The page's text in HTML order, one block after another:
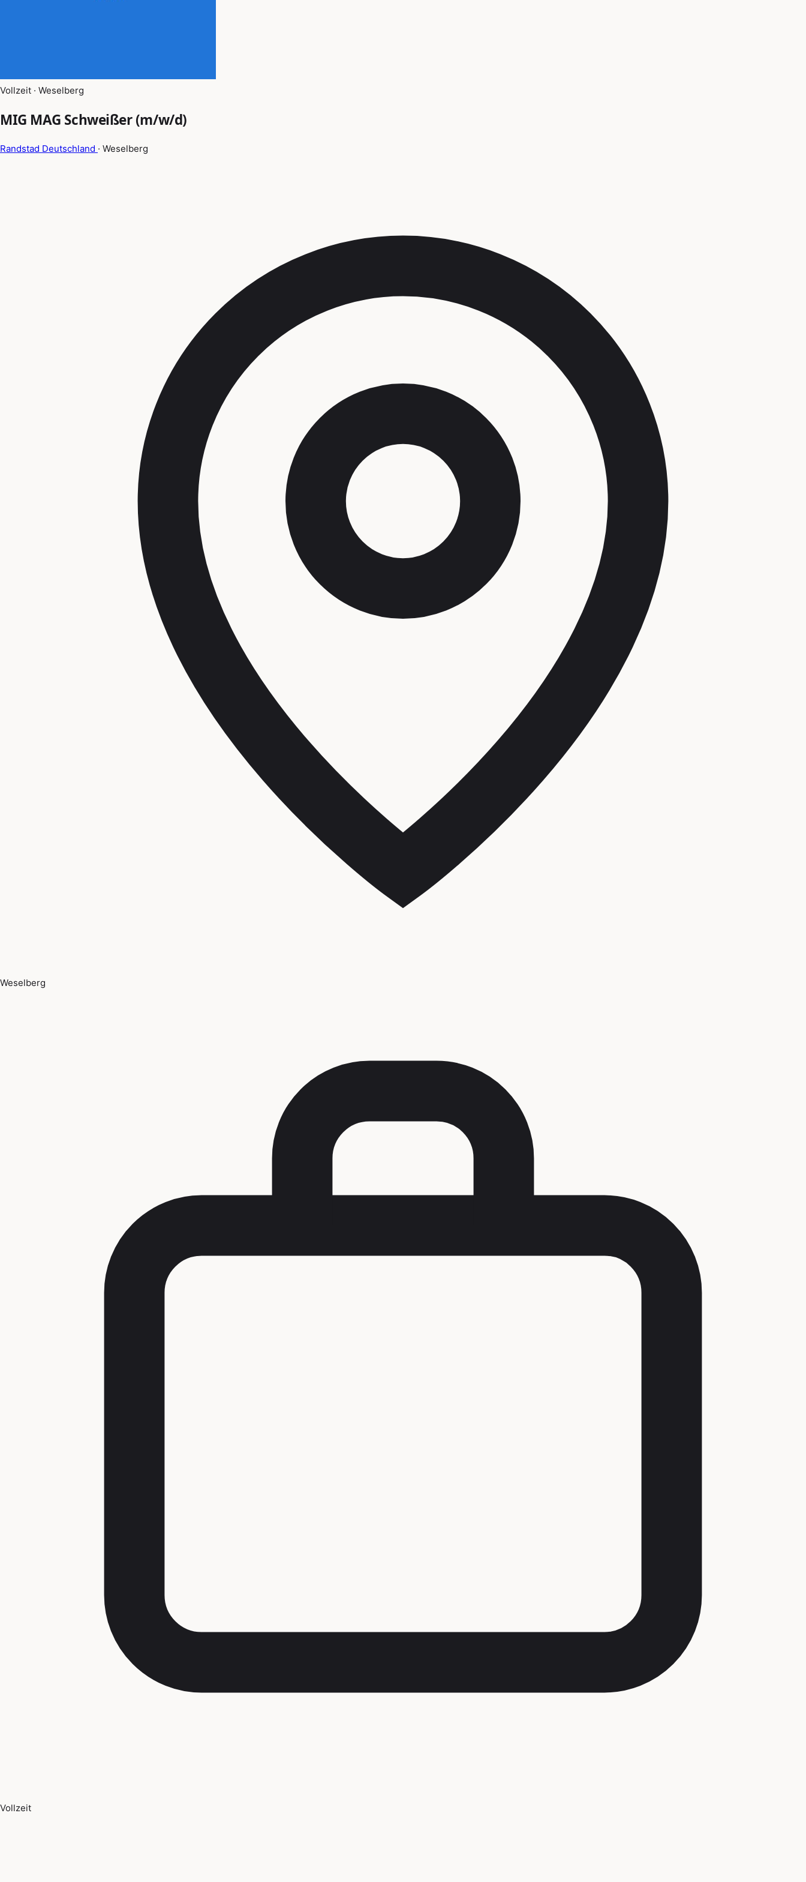
Vollzeit · Weselberg
MIG MAG Schweißer (m/w/d)
Randstad Deutschland · Weselberg
Weselberg
Vollzeit